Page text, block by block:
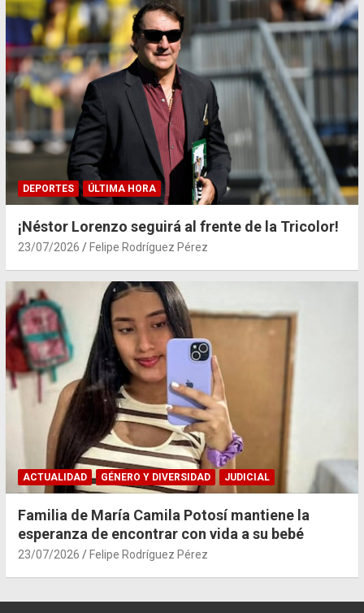
DEPORTES ÚLTIMA HORA
¡Néstor Lorenzo seguirá al frente de la Tricolor!
23/07/2026 Felipe Rodríguez Pérez
ACTUALIDAD GÉNERO Y DIVERSIDAD JUDICIAL
Familia de María Camila Potosí mantiene la
esperanza de encontrar con vida a su bebé
23/07/2026 Felipe Rodríguez Pérez